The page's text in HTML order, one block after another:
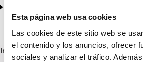
Esta página web usa cookies
Las cookies de este sitio web se
el contenido y los anuncios, ofrecer
sociales y analizar el tráfico.
CatalogoGeneral-EN.pdf
Serie_1260_1320.pdf
Información destacadaDetalles técnicos